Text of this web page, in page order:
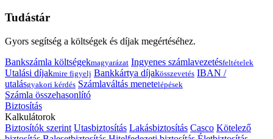
Tudástár
Gyors segítség a költségek és díjak megértéséhez.
Bankszámla költségekmagyarázat Ingyenes számlavezetésfeltételek
Utalási díjakmire figyelj Bankkártya díjakösszevetés IBAN /
utalásgyakori kérdés Számlaváltás menetelépések
Számla összehasonlító
Biztosítás
Kalkulátorok
Biztosítók szerint Utasbiztosítás Lakásbiztosítás Casco Kötelező